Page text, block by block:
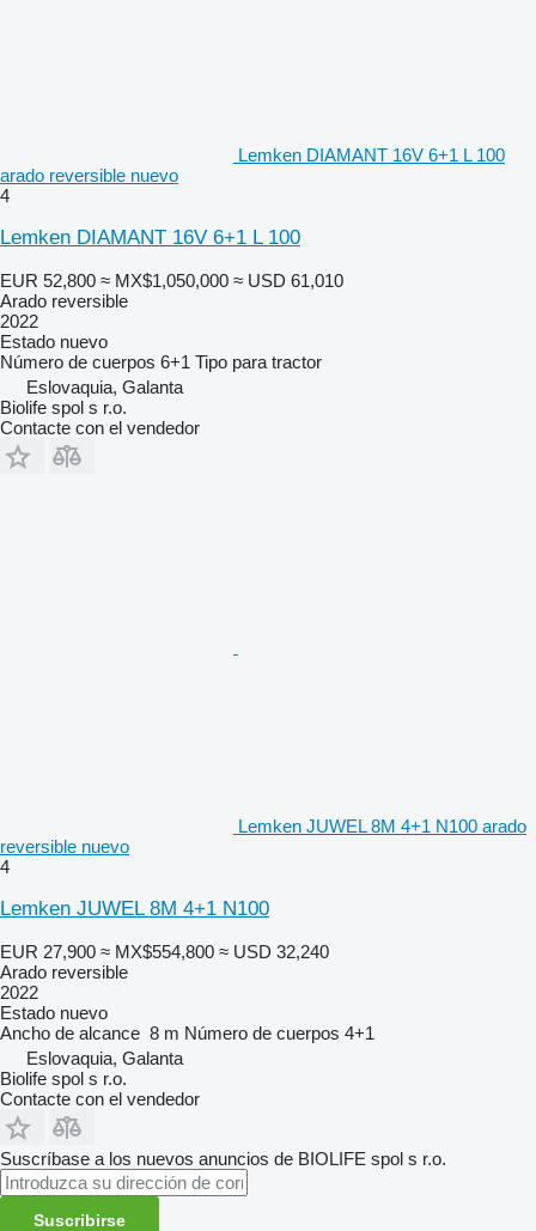
Lemken DIAMANT 16V 6+1 L 100
arado reversible nuevo
4
Lemken DIAMANT 16V 6+1 L 100
EUR 52,800 ≈ MX$1,050,000 ≈ USD 61,010
Arado reversible
2022
Estado nuevo
Número de cuerpos 6+1 Tipo para tractor
Eslovaquia, Galanta
Biolife spol s r.o.
Contacte con el vendedor
Lemken JUWEL 8M 4+1 N100 arado
reversible nuevo
4
Lemken JUWEL 8M 4+1 N100
EUR 27,900 ≈ MX$554,800 ≈ USD 32,240
Arado reversible
2022
Estado nuevo
Ancho de alcance 8 m Número de cuerpos 4+1
Eslovaquia, Galanta
Biolife spol s r.o.
Contacte con el vendedor
Suscríbase a los nuevos anuncios de BIOLIFE spol s r.o.
Suscribirse